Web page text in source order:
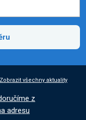
Zobrazit všechny aktuality
z
adresu